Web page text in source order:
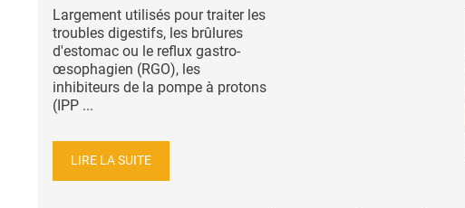
Largement utilisés pour traiter les
troubles digestifs, les brûlures
d'estomac ou le reflux gastro-
œsophagien (RGO), les
inhibiteurs de la pompe à protons
(IPP ...
LIRE LA SUITE